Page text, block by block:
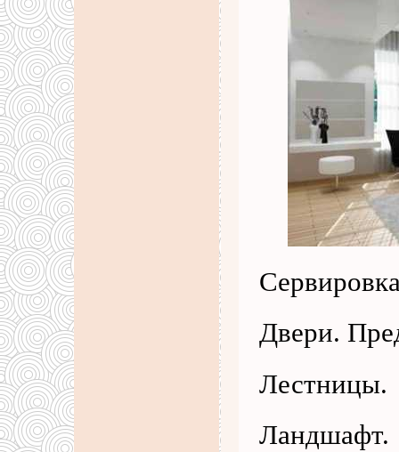
Двери.
Лестницы.
Ландшафт.